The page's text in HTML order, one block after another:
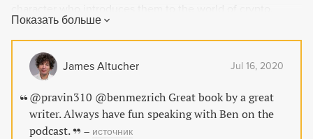
Follow their journey from the Silk Road to the Securities
and Exchange Commission, as they navigate this
sometimes sinister world and possibly make history. Will
crypto be the next big thing, or just total bulls--t? Find out
in this captivating read by Ben Mezrich.
Показать больше
James Altucher Jul 16, 2020
@pravin310 @benmezrich Great book by a great
writer. Always have fun speaking with Ben on the
podcast.
– источник